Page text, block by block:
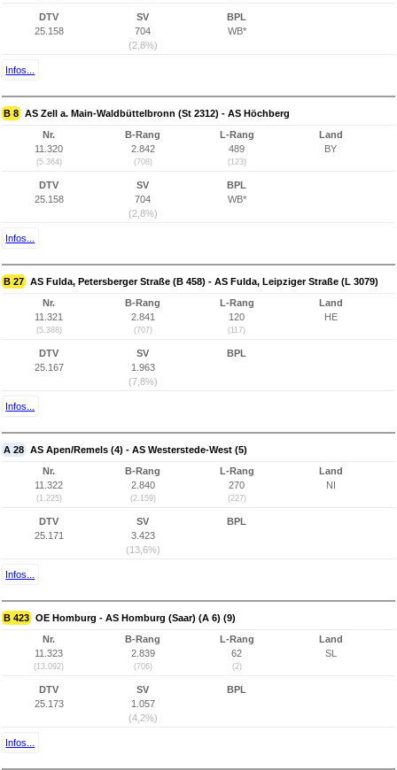
DTV
25.158
SV
704
(2,8%)
BPL
WB*
Infos...
B 8 AS Zell a. Main-Waldbüttelbronn (St 2312) - AS Höchberg
Nr.
11.320
(5.364)
B-Rang
2.842
(708)
L-Rang
489
(123)
Land
BY
DTV
25.158
SV
704
(2,8%)
BPL
WB*
Infos...
B 27 AS Fulda, Petersberger Straße (B 458) - AS Fulda, Leipziger Straße (L 3079)
Nr.
11.321
(5.388)
B-Rang
2.841
(707)
L-Rang
120
(117)
Land
HE
DTV
25.167
SV
1.963
(7,8%)
BPL
Infos...
A 28 AS Apen/Remels (4) - AS Westerstede-West (5)
Nr.
11.322
(1.225)
B-Rang
2.840
(2.159)
L-Rang
270
(227)
Land
NI
DTV
25.171
SV
3.423
(13,6%)
BPL
Infos...
B 423 OE Homburg - AS Homburg (Saar) (A 6) (9)
Nr.
11.323
(13.092)
B-Rang
2.839
(706)
L-Rang
62
(2)
Land
SL
DTV
25.173
SV
1.057
(4,2%)
BPL
Infos...